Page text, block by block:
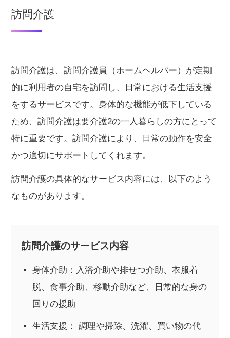
訪問介護
訪問介護は、訪問介護員（ホームヘルパー）が定期
的に利用者の自宅を訪問し、日常における生活支援
をするサービスです。身体的な機能が低下している
ため、訪問介護は要介護2の一人暮らしの方にとって
特に重要です。訪問介護により、日常の動作を安全
かつ適切にサポートしてくれます。
訪問介護の具体的なサービス内容には、以下のよう
なものがあります。
訪問介護のサービス内容
身体介助：入浴介助や排せつ介助、衣服着
脱、食事介助、移動介助など、日常的な身の
回りの援助
生活支援： 調理や掃除、洗濯、買い物の代